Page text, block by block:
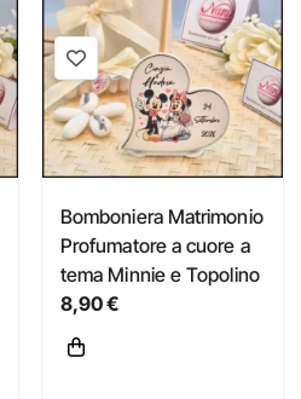
Bomboniera Matrimonio
Profumatore a cuore a
tema Minnie e Topolino
8,90 €